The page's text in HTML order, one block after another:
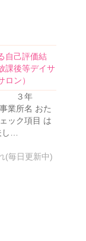
自己評価結
後等デイサ
ロン）
和 ３年
所名 おた
ック項目 は
…
(毎日更新中)